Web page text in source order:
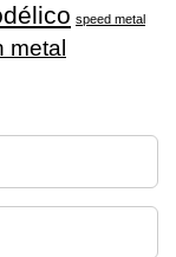
speed metal
metal